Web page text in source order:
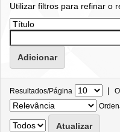
Utilizar filtros para refinar o
Resultados/Página |